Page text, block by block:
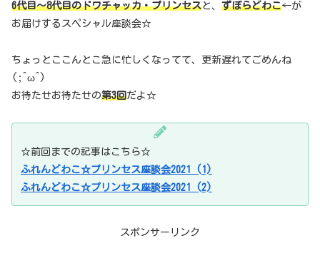
6代目～8代目のドワチャッカ・プリンセスと、 ずぼらどわこ←が
お届けするスペシャル座談会☆
ちょっとここんとこ急に忙しくなってて、更新遅れてごめんね
(;^ω^)
お待たせお待たせの第3回だよ☆
☆前回までの記事はこちら☆
ふれんどわこ☆プリンセス座談会2021 (1)
ふれんどわこ☆プリンセス座談会2021 (2)
スポンサーリンク